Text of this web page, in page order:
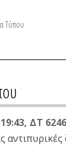
Τύπου
ΔT